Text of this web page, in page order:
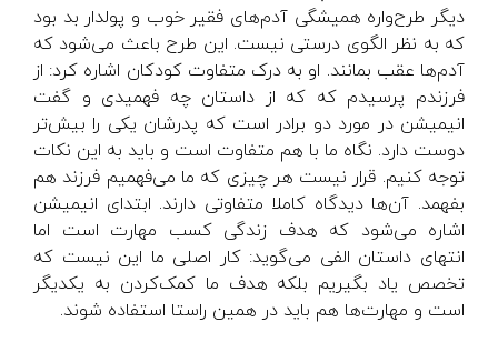
دیگر طرح‌واره همیشگی آدم‌های فقیر خوب و پولدار بد بود
که به نظر الگوی درستی نیست. این طرح باعث می‌شود که
آدم‌ها عقب بمانند. او به درک متفاوت کودکان اشاره کرد: از
فرزندم پرسیدم که که از داستان چه فهمیدی و گفت
انیمیشن در مورد دو برادر است که پدرشان یکی را بیش‌تر
دوست دارد. نگاه ما با هم متفاوت است و باید به این نکات
توجه کنیم. قرار نیست هر چیزی که ما می‌فهمیم فرزند هم
بفهمد. آن‌ها دیدگاه کاملا متفاوتی دارند. ابتدای انیمیشن
اشاره می‌شود که هدف زندگی کسب مهارت است اما
انتهای داستان الفی می‌گوید: کار اصلی ما این نیست که
تخصص یاد بگیریم بلکه هدف ما کمک‌کردن به یکدیگر
است و مهارت‌ها هم باید در همین راستا استفاده شوند.